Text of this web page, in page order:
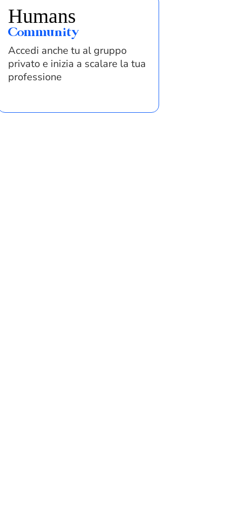
Humans
Community
Accedi anche tu al gruppo
privato e inizia a scalare la tua
professione